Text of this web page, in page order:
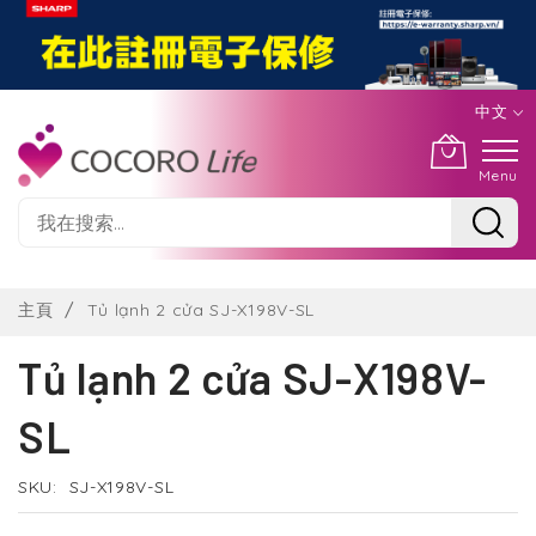
中文
Menu
Content
主頁 Tủ lạnh 2 cửa SJ-X198V-SL
Tủ lạnh 2 cửa SJ-X198V-
SL
SKU SJ-X198V-SL